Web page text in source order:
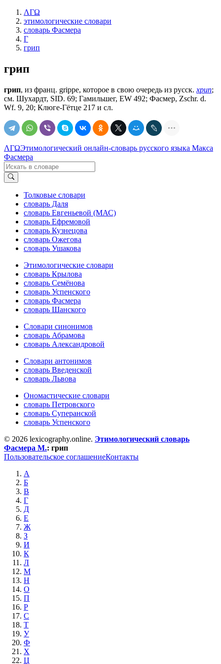
ΛΓΩ
этимологические словари
словарь Фасмера
Г
грип
грип
грип, из франц. grippe, которое в свою очередь из русск. хрип;
см. Шухардт, SID. 69; Гамильшег, EW 492; Фасмер, Zschr. d.
Wf. 9, 20; Клюге-Гётце 217 и сл.
ΛΓΩЭтимологический онлайн-словарь русского языка Макса
Фасмера
Толковые словари
словарь Даля
словарь Евгеньевой (МАС)
словарь Ефремовой
словарь Кузнецова
словарь Ожегова
словарь Ушакова
Этимологические словари
словарь Крылова
словарь Семёнова
словарь Успенского
словарь Фасмера
словарь Шанского
Словари синонимов
словарь Абрамова
словарь Александровой
Словари антонимов
словарь Введенской
словарь Львова
Ономастические словари
словарь Петровского
словарь Суперанской
словарь Успенского
© 2026 lexicography.online. Этимологический словарь
Фасмера М.: грип
Пользовательское соглашениеКонтакты
А
Б
В
Г
Д
Е
Ж
З
И
К
Л
М
Н
О
П
Р
С
Т
У
Ф
Х
Ц